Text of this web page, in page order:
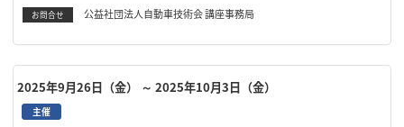
お問合せ 公益社団法人自動車技術会 講座事務局
2025年9月26日（金） ～ 2025年10月3日（金）
主催